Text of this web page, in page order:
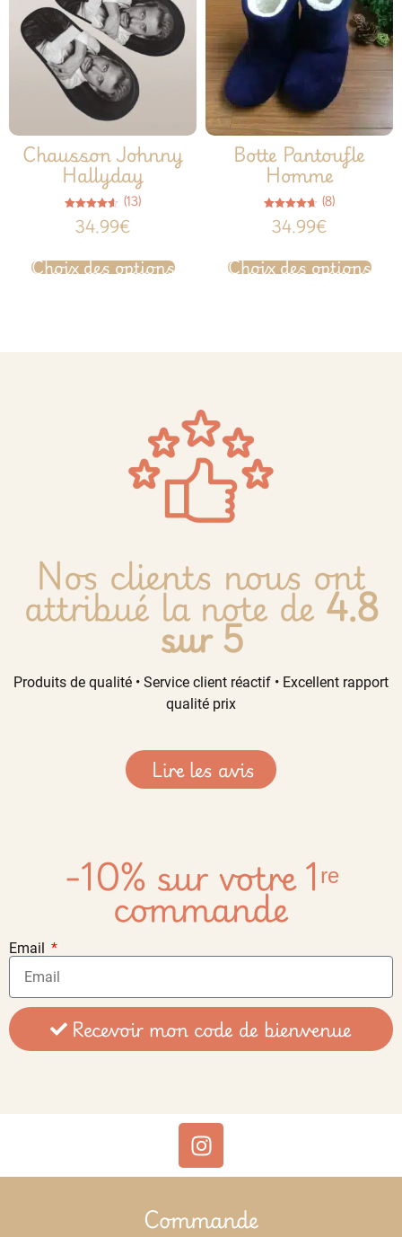
Chausson Johnny
Hallyday
4.54
sur 5
(13)
34.99€
Choix des options
Botte Pantoufle
Homme
4.63
sur 5
(8)
34.99€
Choix des options
Nos clients nous ont
attribué la note de4.8
sur 5
Produits de qualité • Service client réactif • Excellent rapport
qualité prix
Lire les avis
-10% sur votre 1ʳᵉ
commande
Email
Recevoir mon code de bienvenue
Commande